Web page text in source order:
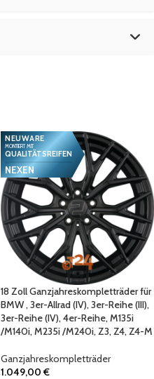
9
NEUWARE
MONTIERT MIT
QUALITÄTSREIFEN
NEXEN
18 Zoll Ganzjahreskompletträder für
BMW , 3er-Allrad (IV), 3er-Reihe (III),
3er-Reihe (IV), 4er-Reihe, M135i
/M140i, M235i /M240i, Z3, Z4, Z4-M
Ganzjahreskompletträder
1.049,00€